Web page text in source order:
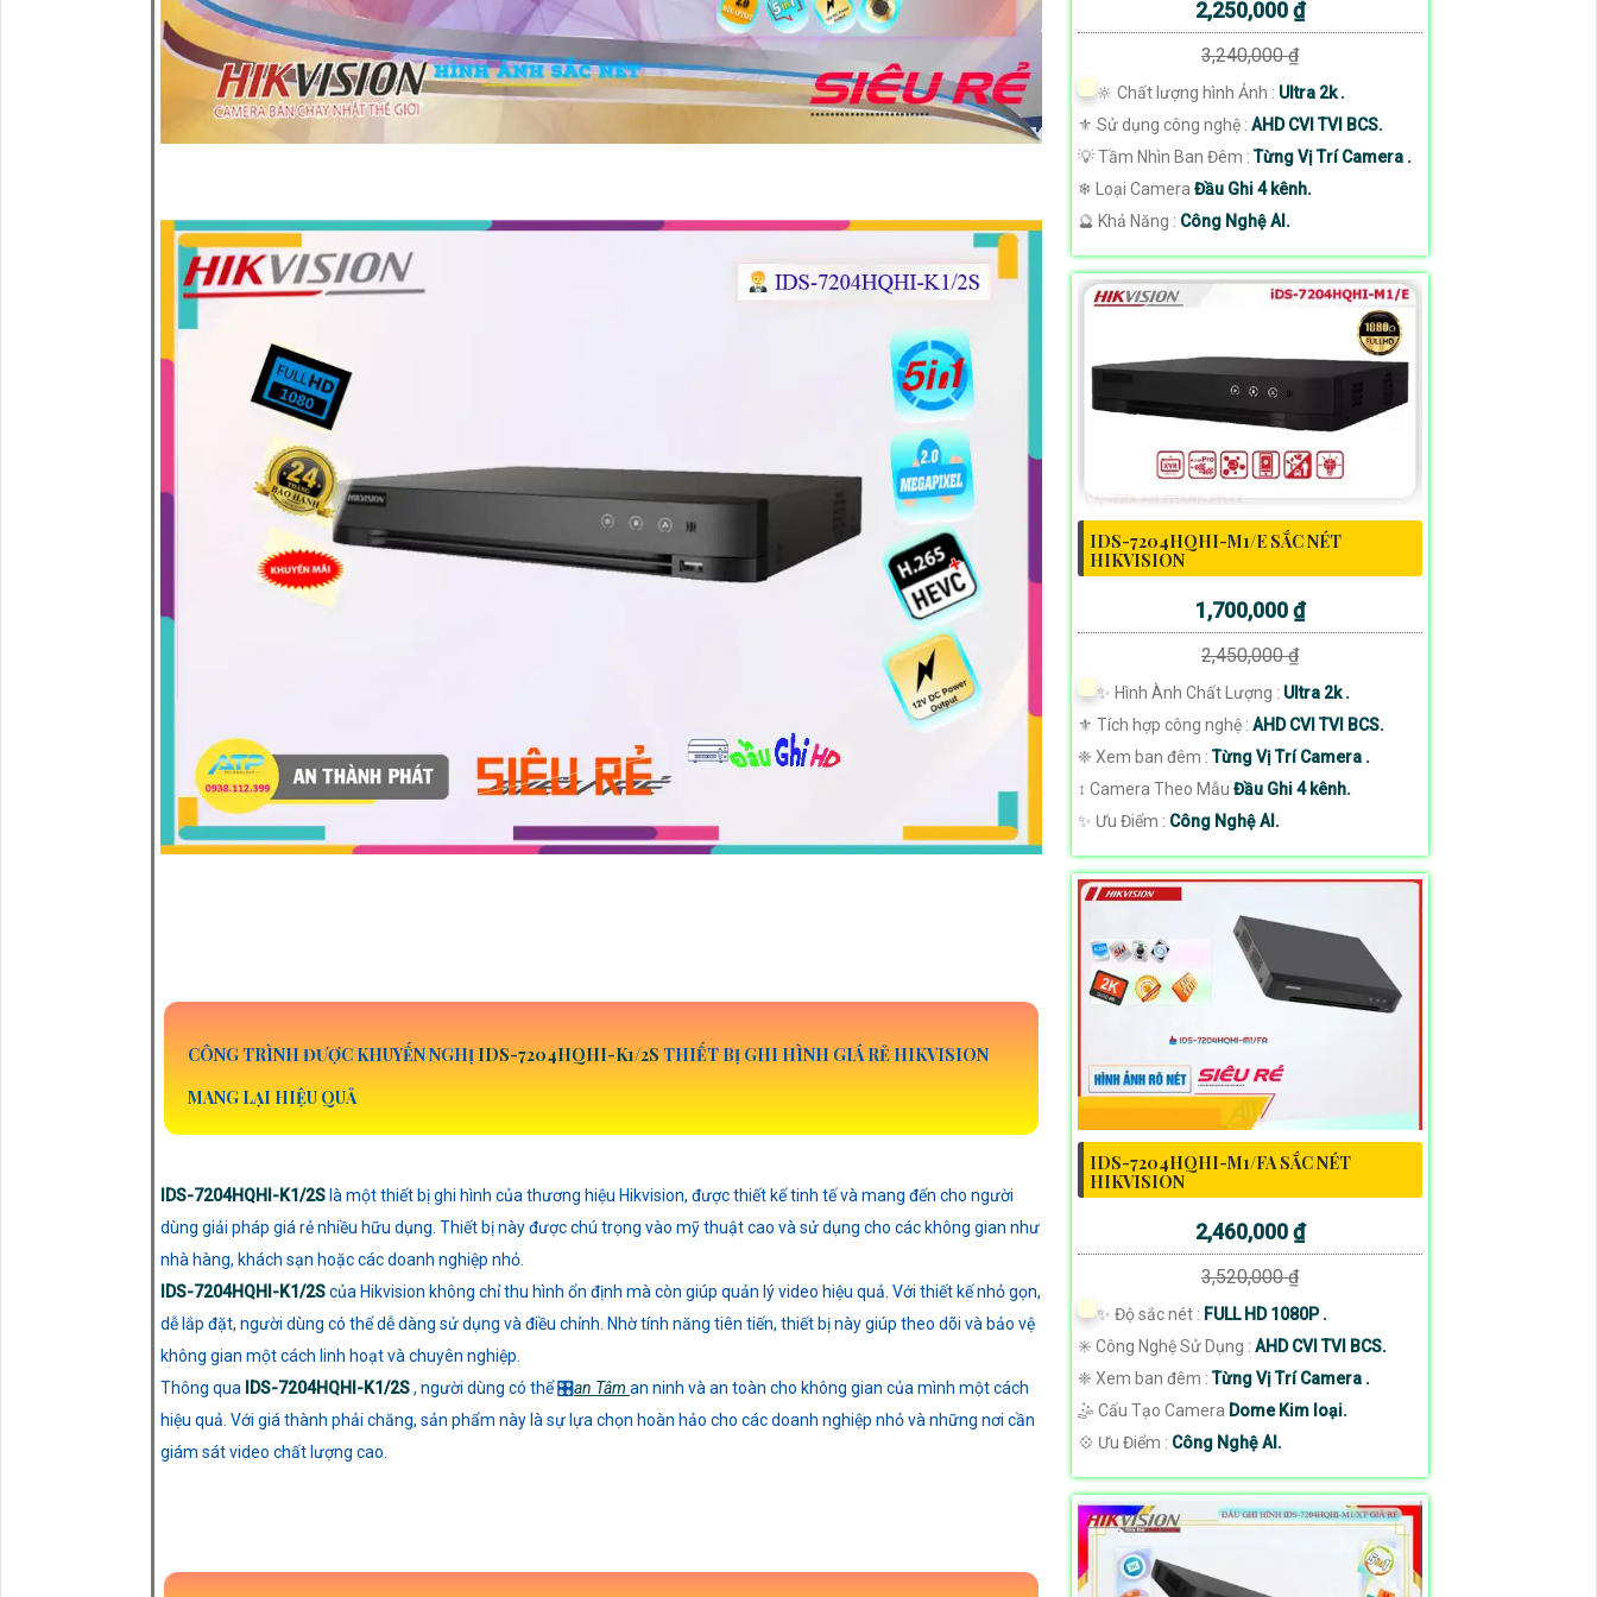
CÔNG TRÌNH ĐƯỢC KHUYẾN NGHỊ IDS-7204HQHI-K1/2S THIẾT BỊ GHI HÌNH GIÁ RẺ HIKVISION
MANG LẠI HIỆU QUẢ
IDS-7204HQHI-K1/2S là một thiết bị ghi hình của thương hiệu Hikvision, được thiết kế tinh tế và mang đến cho người
dùng giải pháp giá rẻ nhiều hữu dụng. Thiết bị này được chú trọng vào mỹ thuật cao và sử dụng cho các không gian như
nhà hàng, khách sạn hoặc các doanh nghiệp nhỏ.
IDS-7204HQHI-K1/2Scủa Hikvision không chỉ thu hình ổn định mà còn giúp quản lý video hiệu quả. Với thiết kế nhỏ gọn,
dễ lắp đặt, người dùng có thể dễ dàng sử dụng và điều chỉnh. Nhờ tính năng tiên tiến, thiết bị này giúp theo dõi và bảo vệ
không gian một cách linh hoạt và chuyên nghiệp.
Thông qua
IDS-7204HQHI-K1/2S, người dùng có thể 🎛an Tâm an ninh và an toàn cho không gian của mình một cách
hiệu quả. Với giá thành phải chăng, sản phẩm này là sự lựa chọn hoàn hảo cho các doanh nghiệp nhỏ và những nơi cần
giám sát video chất lượng cao.
2,250,000 ₫
3,240,000 ₫
🔆 Chất lượng hình Ảnh : Ultra 2k .
⚜️ Sử dụng công nghệ : AHD CVI TVI BCS.
💡 Tầm Nhìn Ban Đêm :Từng Vị Trí Camera .
❄ Loại Camera Đầu Ghi 4 kênh.
️🔮 Khả Năng : Công Nghệ AI.
IDS-7204HQHI-M1/E SẮC NÉT
HIKVISION
1,700,000 ₫
2,450,000 ₫
✨ Hình Ành Chất Lượng : Ultra 2k .
⚜️ Tích hợp công nghệ : AHD CVI TVI BCS.
❈ Xem ban đêm :Từng Vị Trí Camera .
↕️ Camera Theo Mẫu Đầu Ghi 4 kênh.
️✨ Ưu Điểm : Công Nghệ AI.
IDS-7204HQHI-M1/FA SẮC NÉT
HIKVISION
2,460,000 ₫
3,520,000 ₫
✨ Độ sắc nét : FULL HD 1080P .
✳️ Công Nghệ Sử Dụng : AHD CVI TVI BCS.
❈ Xem ban đêm :Từng Vị Trí Camera .
🤹 Cấu Tạo Camera Dome Kim loại.
️💠 Ưu Điểm : Công Nghệ AI.